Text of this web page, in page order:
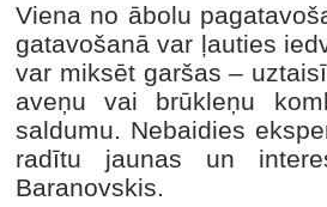
Viena no ābolu
gatavošanā var ļauties
var miksēt garšas –
aveņu vai brūkleņu
saldumu. Nebaidies
radītu jaunas un
Baranovskis.